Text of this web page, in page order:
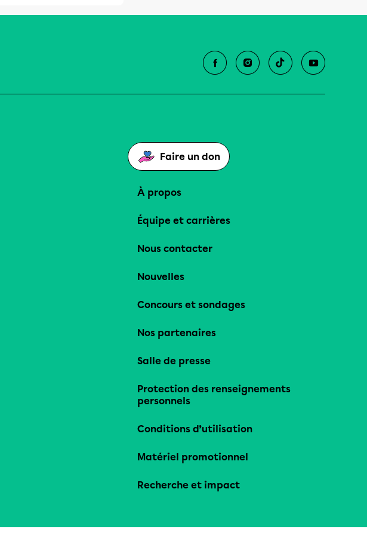
Faire un don
À propos
Équipe et carrières
Nous contacter
Nouvelles
Concours et sondages
Nos partenaires
Salle de presse
Protection des renseignements
personnels
Conditions d’utilisation
Matériel promotionnel
Recherche et impact